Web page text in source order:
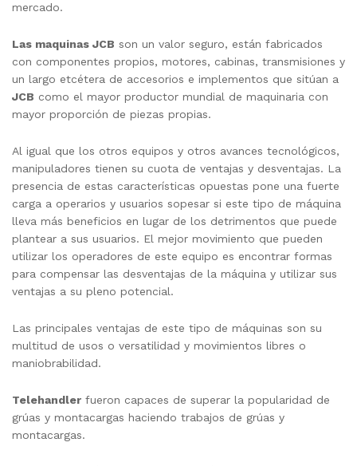
mercado.
Las maquinas JCB son un valor seguro, están fabricados
con componentes propios, motores, cabinas, transmisiones y
un largo etcétera de accesorios e implementos que sitúan a
JCB como el mayor productor mundial de maquinaria con
mayor proporción de piezas propias.
Al igual que los otros equipos y otros avances tecnológicos,
manipuladores tienen su cuota de ventajas y desventajas. La
presencia de estas características opuestas pone una fuerte
carga a operarios y usuarios sopesar si este tipo de máquina
lleva más beneficios en lugar de los detrimentos que puede
plantear a sus usuarios. El mejor movimiento que pueden
utilizar los operadores de este equipo es encontrar formas
para compensar las desventajas de la máquina y utilizar sus
ventajas a su pleno potencial.
Las principales ventajas de este tipo de máquinas son su
multitud de usos o versatilidad y movimientos libres o
maniobrabilidad.
Telehandler fueron capaces de superar la popularidad de
grúas y montacargas haciendo trabajos de grúas y
montacargas.